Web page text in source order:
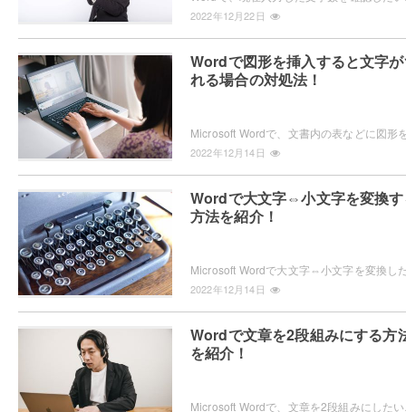
2022年12月22日
Wordで図形を挿入すると文字
れる場合の対処法！
2022年12月14日
Wordで大文字⇔小文字を変換
方法を紹介！
2022年12月14日
Wordで文章を2段組みにする方
を紹介！